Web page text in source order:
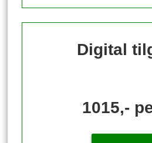
Digital
1015,-